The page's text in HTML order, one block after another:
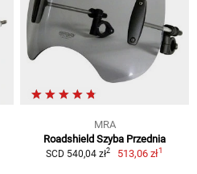
MRA
Roadshield Szyba Przednia
SCD 540,04 zł2 513,06 zł1